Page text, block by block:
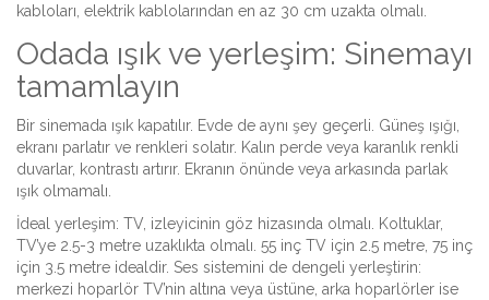
kabloları, elektrik kablolarından en az 30 cm uzakta olmalı.
Odada ışık ve yerleşim: Sinemayı
tamamlayın
Bir sinemada ışık kapatılır. Evde de aynı şey geçerli. Güneş ışığı,
ekranı parlatır ve renkleri solatır. Kalın perde veya karanlık renkli
duvarlar, kontrastı artırır. Ekranın önünde veya arkasında parlak
ışık olmamalı.
İdeal yerleşim: TV, izleyicinin göz hizasında olmalı. Koltuklar,
TV’ye 2.5-3 metre uzaklıkta olmalı. 55 inç TV için 2.5 metre, 75 inç
için 3.5 metre idealdir. Ses sistemini de dengeli yerleştirin:
merkezi hoparlör TV’nin altına veya üstüne, arka hoparlörler ise